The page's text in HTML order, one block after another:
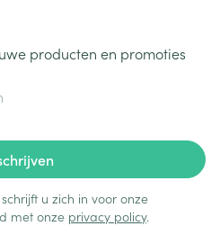
producten en promoties
u zich in voor onze
met onze privacy policy.